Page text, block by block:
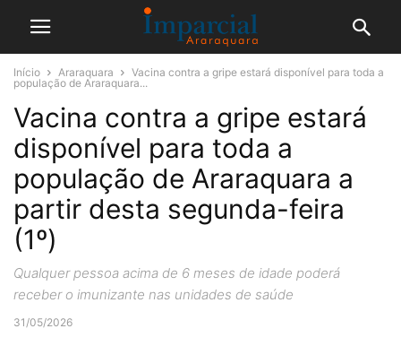
Início Araraquara
Vacina contra a gripe estará disponível para toda a
população de Araraquara...
Vacina contra a gripe estará
disponível para toda a
população de Araraquara a
partir desta segunda-feira
(1º)
Qualquer pessoa acima de 6 meses de idade poderá
receber o imunizante nas unidades de saúde
31/05/2026